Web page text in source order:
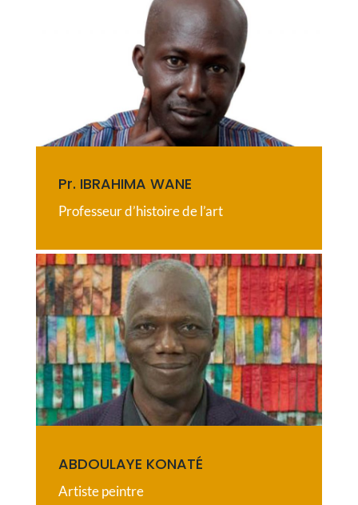
Pr. IBRAHIMA WANE
Professeur d’histoire de l’art
ABDOULAYE KONATÉ
Artiste peintre